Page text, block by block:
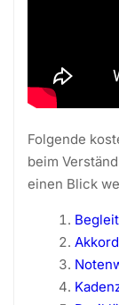
Folgende
beim
einen Blick